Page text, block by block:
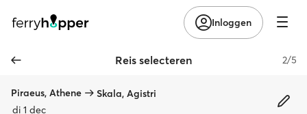
Inloggen
Reis selecteren 2/5
Piraeus, Athene
Skala, Agistri
di 1 dec